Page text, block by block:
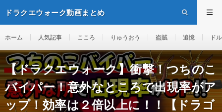
ドラクエウォーク動画まとめ
ホーム 人気記事 こころ りゅうおう 盗賊 追憶 ド
【ドラクエウォーク】衝撃！つちのこ
バイパー！意外なところで出現率がア
ップ！効率は２倍以上に！！【ドラゴ